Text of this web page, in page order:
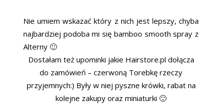
Nie umiem wskazać który z nich jest lepszy, chyba
najbardziej podoba mi się bamboo smooth spray z
Alterny 🙂
Dostałam też upominki jakie Hairstore.pl dołącza
do zamówień – czerwoną Torebkę rzeczy
przyjemnych:) Były w niej pyszne krówki, rabat na
kolejne zakupy oraz miniaturki 🙂